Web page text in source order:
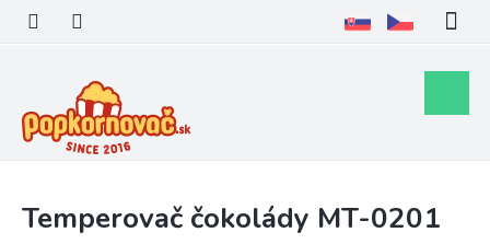
Prejsť
obsah
košík
Temperovač čokolády MT-0201